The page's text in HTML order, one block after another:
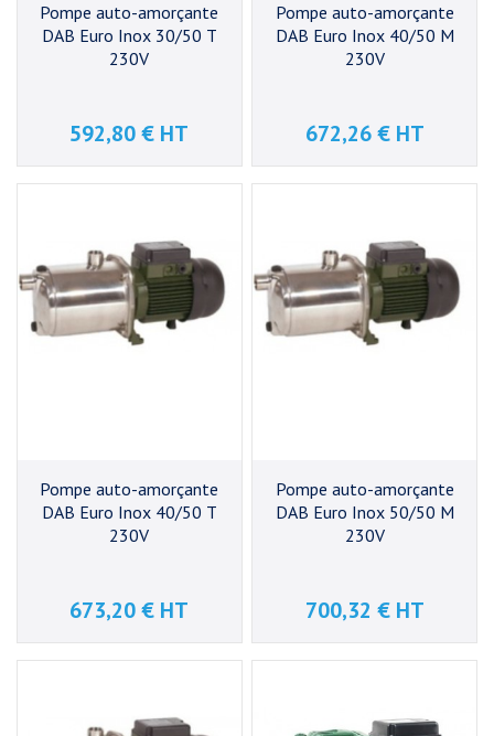
Pompe auto-amorçante
DAB Euro Inox 30/50 T
230V
Prix
592,80 € HT
Pompe auto-amorçante
DAB Euro Inox 40/50 M
230V
Prix
672,26 € HT
Pompe auto-amorçante
DAB Euro Inox 40/50 T
230V
Prix
673,20 € HT
Pompe auto-amorçante
DAB Euro Inox 50/50 M
230V
Prix
700,32 € HT